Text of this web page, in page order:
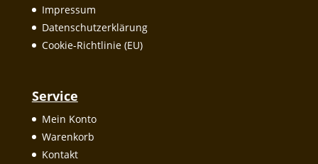
Impressum
Datenschutzerklärung
Cookie-Richtlinie (EU)
Service
Mein Konto
Warenkorb
Kontakt